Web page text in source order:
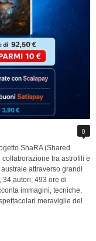
0
ShaRA (Shared
tra astrofili e
attraverso grandi
autori, 493 ore di
immagini, tecniche,
meraviglie del